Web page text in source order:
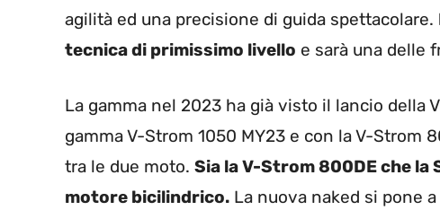
agilità ed una precisione di guida spettacolare.
tecnica di primissimo livello e sarà una delle
La gamma nel 2023 ha già visto il lancio della
gamma V-Strom 1050 MY23 e con la V-
tra le due moto. Sia la V-Strom 800DE che la
motore bicilindrico. La nuova naked si pone